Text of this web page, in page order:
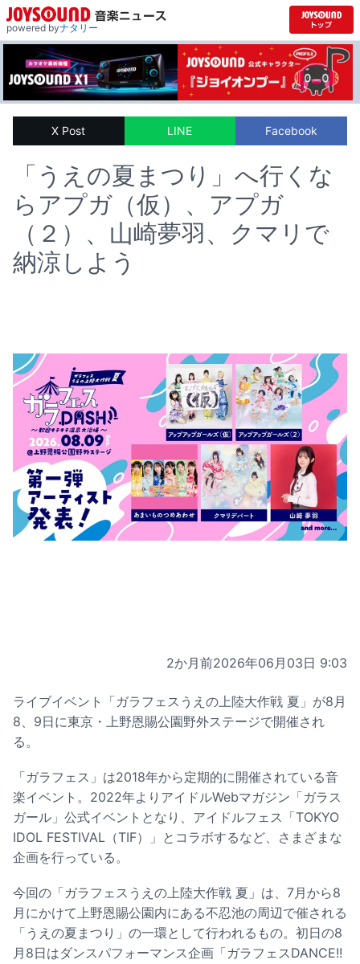
powered byナタリー
X Post LINE Facebook
「うえの夏まつり」へ行くな
らアプガ（仮）、アプガ
（２）、山崎夢羽、クマリで
納涼しよう
2か月前2026年06月03日 9:03
ライブイベント「ガラフェスうえの上陸大作戦 夏」が8月
8、9日に東京・上野恩賜公園野外ステージで開催され
る。
「ガラフェス」は2018年から定期的に開催されている音
楽イベント。2022年よりアイドルWebマガジン「ガラス
ガール」公式イベントとなり、アイドルフェス「TOKYO
IDOL FESTIVAL（TIF）」とコラボするなど、さまざまな
企画を行っている。
今回の「ガラフェスうえの上陸大作戦 夏」は、7月から8
月にかけて上野恩賜公園内にある不忍池の周辺で催される
「うえの夏まつり」の一環として行われるもの。初日の8
月8日はダンスパフォーマンス企画「ガラフェスDANCE!!